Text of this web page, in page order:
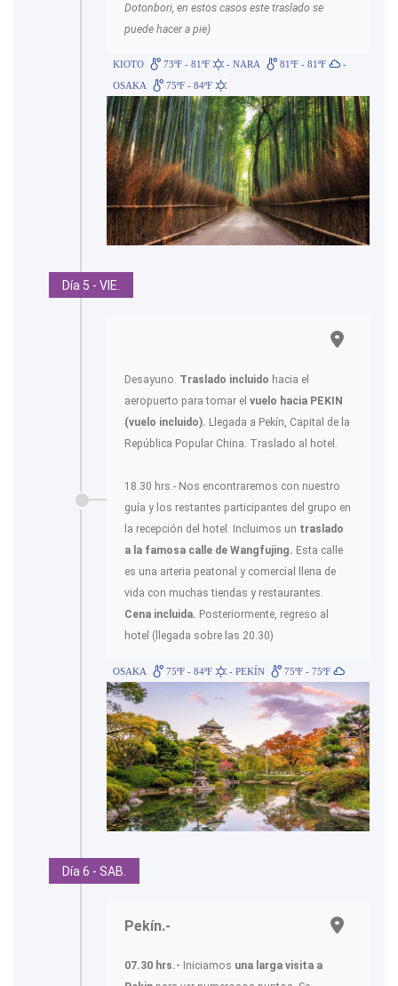
Dotonbori, en estos casos este traslado se
puede hacer a pie)
KIOTO 73ºF - 81ºF - NARA 81ºF - 81ºF
-
OSAKA
75ºF - 84ºF
Día 5 - VIE.
Desayuno. Traslado incluido hacia el
aeropuerto para tomar el vuelo hacia PEKIN
(vuelo incluido). Llegada a Pekín, Capital de la
República Popular China. Traslado al hotel.
18.30 hrs.- Nos encontraremos con nuestro
guía y los restantes participantes del grupo en
la recepción del hotel. Incluimos un traslado
a la famosa calle de Wangfujing. Esta calle
es una arteria peatonal y comercial llena de
vida con muchas tiendas y restaurantes.
Cena incluida. Posteriormente, regreso al
hotel (llegada sobre las 20.30)
OSAKA 75ºF - 84ºF - PEKÍN 75ºF - 75ºF
Día 6 - SAB.
Pekín.-
07.30 hrs.- Iniciamos una larga visita a